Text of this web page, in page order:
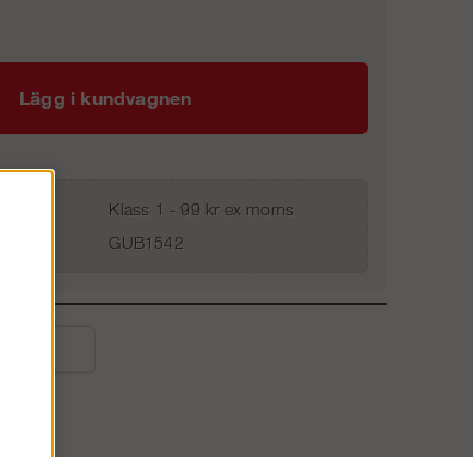
Lägg i kundvagnen
Klass 1 - 99 kr ex moms
GUB1542